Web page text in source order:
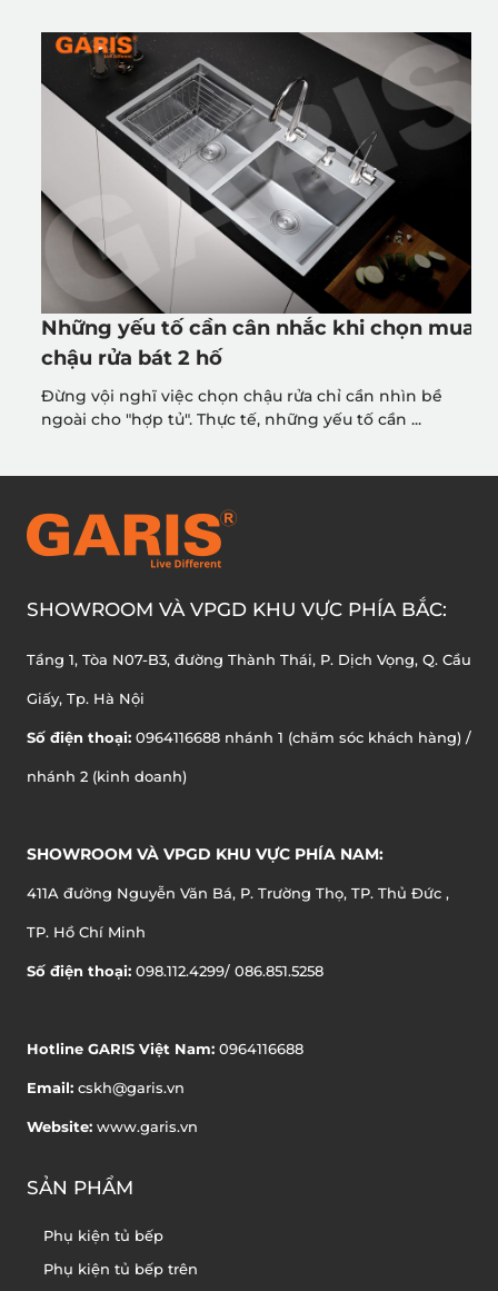
Những yếu tố cần cân nhắc khi chọn mua
chậu rửa bát 2 hố
Đừng vội nghĩ việc chọn chậu rửa chỉ cần nhìn bề
ngoài cho "hợp tủ". Thực tế, những yếu tố cần ...
SHOWROOM VÀ VPGD KHU VỰC PHÍA BẮC:
Tầng 1, Tòa N07-B3, đường Thành Thái, P. Dịch Vọng, Q. Cầu
Giấy, Tp. Hà Nội
Số điện thoại: 0964116688 nhánh 1 (chăm sóc khách hàng) /
nhánh 2 (kinh doanh)
SHOWROOM VÀ VPGD KHU VỰC PHÍA NAM:
411A đường Nguyễn Văn Bá, P. Trường Thọ, TP. Thủ Đức ,
TP. Hồ Chí Minh
Số điện thoại: 098.112.4299/ 086.851.5258
Hotline GARIS Việt Nam: 0964116688
Email: cskh@garis.vn
Website: www.garis.vn
SẢN PHẨM
Phụ kiện tủ bếp
Phụ kiện tủ bếp trên